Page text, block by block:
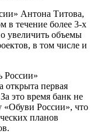
Антона Титова,
в течение более 3-х
увеличить объемы
в том числе и
России»
открыта первая
это время банк не
«Обуви России», что
планов